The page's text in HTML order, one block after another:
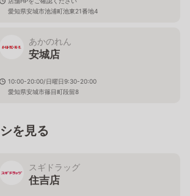
愛知県安城市池浦町池東21番地4
あかのれん
安城店
10:00-20:00/日曜日9:30-20:00
愛知県安城市篠目町段留8
を見る
スギドラッグ
住吉店